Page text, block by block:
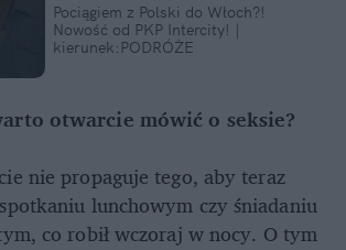
Pociągiem z Polski do Włoch?!
Nowość od PKP Intercity! |
kierunek:PODRÓŻE
otwarcie mówić o seksie?
nie propaguje tego, aby teraz
lunchowym czy śniadaniu
co robił wczoraj w nocy. O tym